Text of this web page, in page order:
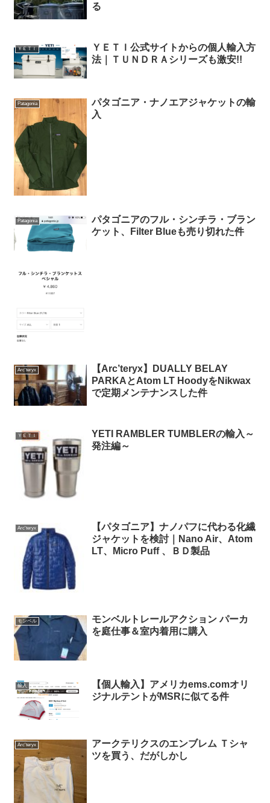
る
ＹＥＴＩ
ＹＥＴＩ公式サイトからの個人輸入方
法｜ＴＵＮＤＲＡシリーズも激安!!
Patagonia
パタゴニア・ナノエアジャケットの輸
入
Patagonia
パタゴニアのフル・シンチラ・ブラン
ケット、Filter Blueも売り切れた件
Arc'teryx
【Arc’teryx】DUALLY BELAY
PARKAとAtom LT HoodyをNikwax
で定期メンテナンスした件
ＹＥＴＩ
YETI RAMBLER TUMBLERの輸入～
発注編～
Arc'teryx
【パタゴニア】ナノパフに代わる化繊
ジャケットを検討｜Nano Air、Atom
LT、Micro Puff 、ＢＤ製品
モンベル
モンベルトレールアクション パーカ
を庭仕事＆室内着用に購入
輸入
【個人輸入】アメリカems.comオリ
ジナルテントがMSRに似てる件
Arc'teryx
アークテリクスのエンブレム Ｔシャ
ツを買う、だがしかし